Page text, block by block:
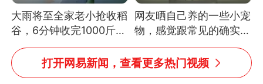
大雨将至全家老小抢收稻
谷，6分钟收完1000斤，
没有一个人掉链子
网友晒自己养的一些小宠
物，感觉跟常见的确实有
些不一样
打开网易新闻，查看更多热门视频